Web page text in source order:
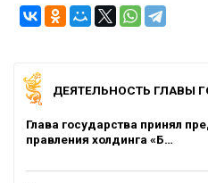
ДЕЯТЕЛЬНОСТЬ ГЛАВЫ
Глава государства принял
правления холдинга «Б…